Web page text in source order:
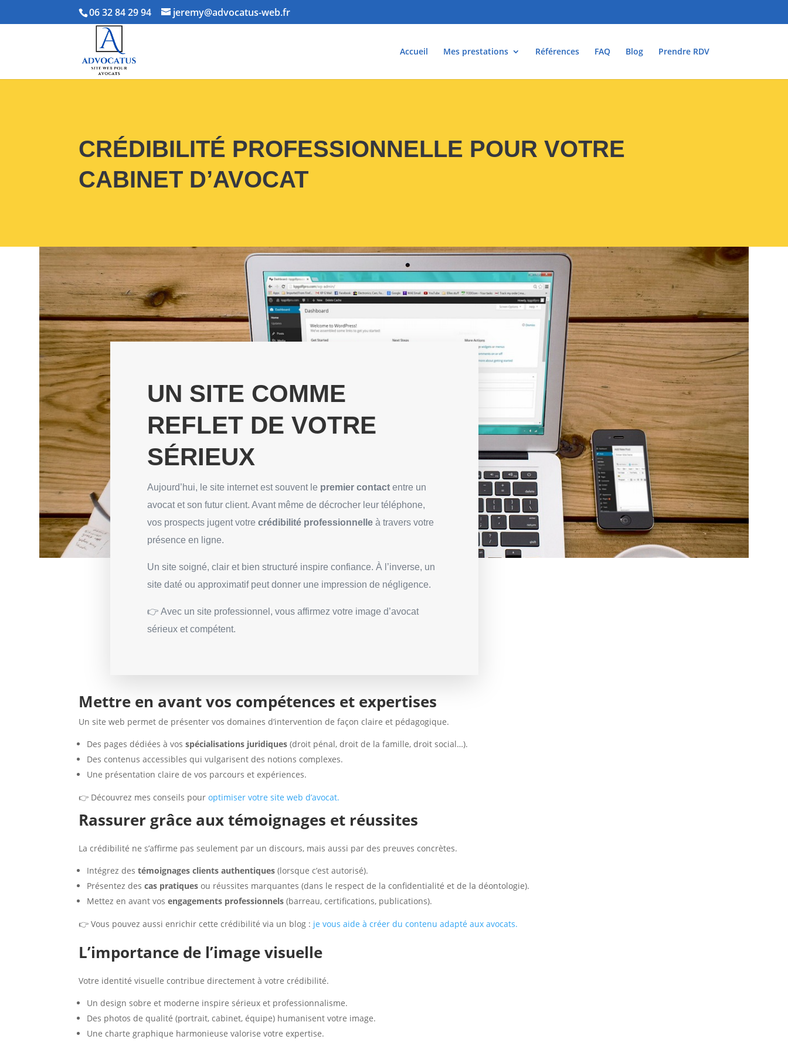
06 32 84 29 94 jeremy@advocatus-web.fr
Accueil Mes prestations Références FAQ Blog Prendre RDV
CRÉDIBILITÉ PROFESSIONNELLE POUR VOTRE
CABINET D’AVOCAT
UN SITE COMME
REFLET DE VOTRE
SÉRIEUX
Aujourd’hui, le site internet est souvent le premier contactentre un
avocat et son futur client. Avant même de décrocher leur téléphone,
vos prospects jugent votre crédibilité professionnelleà travers votre
présence en ligne.
Un site soigné, clair et bien structuré inspire confiance. À l’inverse, un
site daté ou approximatif peut donner une impression de négligence.
👉 Avec un site professionnel, vous affirmez votre image d’avocat
sérieux et compétent.
Mettre en avant vos compétences et expertises
Un site web permet de présenter vos domaines d’intervention de façon claire et pédagogique.
Des pages dédiées à vosspécialisations juridiques (droit pénal, droit de la famille, droit social…).
Des contenus accessibles qui vulgarisent des notions complexes.
Une présentation claire de vos parcours et expériences.
👉 Découvrez mes conseils pouroptimiser votre site web d’avocat.
Rassurer grâce aux témoignages et réussites
La crédibilité ne s’affirme pas seulement par un discours, mais aussi par des preuves concrètes.
Intégrez destémoignages clients authentiques (lorsque c’est autorisé).
Présentez descas pratiques ou réussites marquantes (dans le respect de la confidentialité et de la déontologie).
Mettez en avant vosengagements professionnels (barreau, certifications, publications).
👉 Vous pouvez aussi enrichir cette crédibilité via un blog : je vous aide à créer du contenu adapté aux avocats.
L’importance de l’image visuelle
Votre identité visuelle contribue directement à votre crédibilité.
Un design sobre et moderne inspire sérieux et professionnalisme.
Des photos de qualité (portrait, cabinet, équipe) humanisent votre image.
Une charte graphique harmonieuse valorise votre expertise.